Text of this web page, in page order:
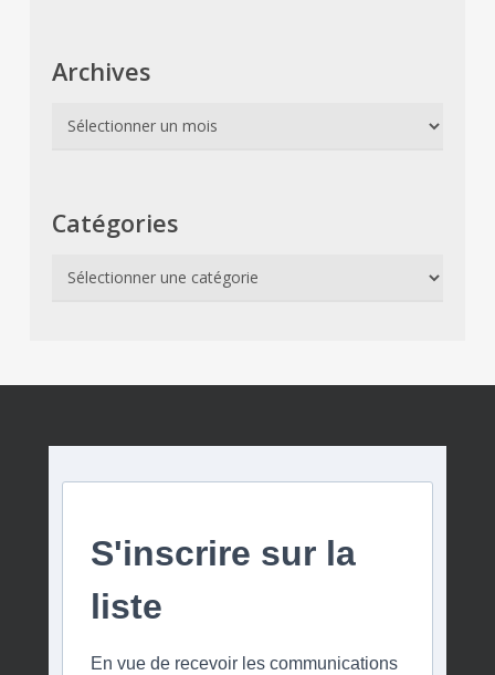
Archives
Archives
Catégories
Catégories
S'inscrire sur la
liste
En vue de recevoir les communications